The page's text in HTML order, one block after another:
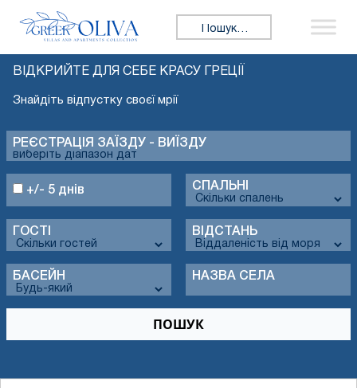
Пошук:
ВІДКРИЙТЕ ДЛЯ СЕБЕ КРАСУ ГРЕЦІЇ
Знайдіть відпустку своєї мрії
РЕЄСТРАЦІЯ ЗАЇЗДУ - ВИЇЗДУ
СПАЛЬНІ
ГОСТІ ВІДСТАНЬ
+/- 5 днів
БАСЕЙН НАЗВА СЕЛА